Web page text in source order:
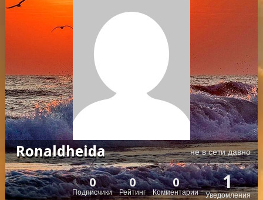
Ronaldheida не в сети давно
Подписчики
0
Рейтинг
0
Комментарии
0
Уведомления
1